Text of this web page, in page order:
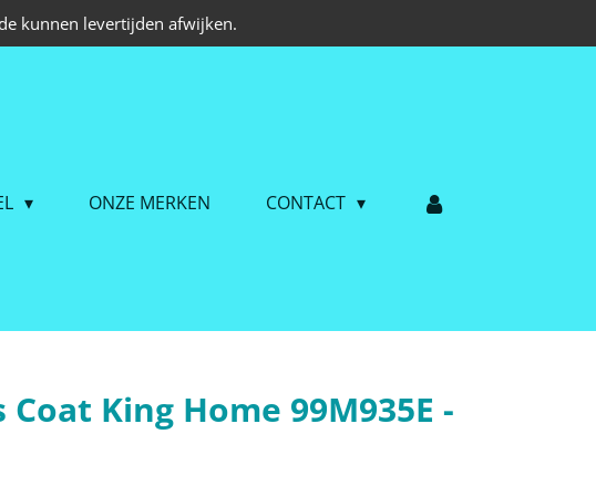
kunnen levertijden afwijken.
ONZE MERKEN CONTACT
King Home 99M935E -